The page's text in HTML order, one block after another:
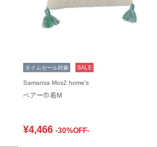
タイムセール対象 SALE
Samansa Mos2 home's
ベアー巾着M
¥4,466 -30%OFF-